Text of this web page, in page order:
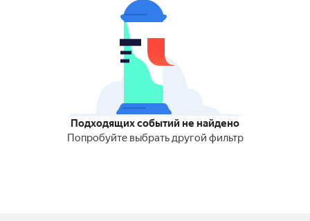
Подходящих событий не найдено
Попробуйте выбрать другой фильтр